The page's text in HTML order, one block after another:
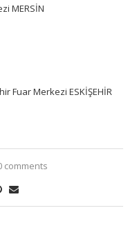
MERSİN
Fuar Merkezi ESKİŞEHİR
comments